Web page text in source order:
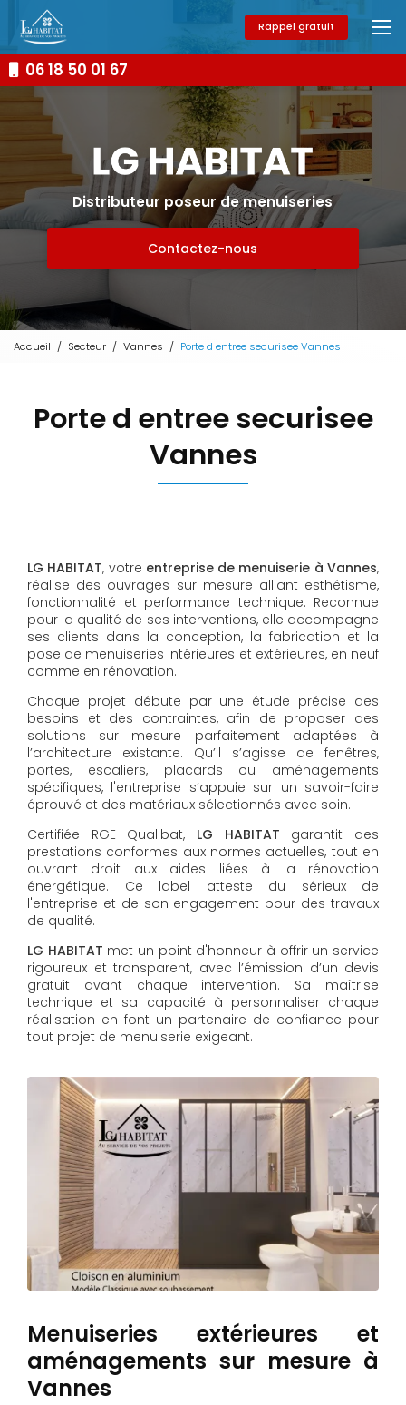
contenu
principal06 18 50 01 67
Rappel gratuit
Distributeur poseur de menuiseries
Contactez-nous
Accueil Secteur Vannes Porte d entree securisee Vannes
Porte d entree securisee
Vannes
LG HABITAT, votre entreprise de menuiserie à Vannes,
réalise des ouvrages sur mesure alliant esthétisme,
fonctionnalité et performance technique. Reconnue
pour la qualité de ses interventions, elle accompagne
ses clients dans la conception, la fabrication et la
pose de menuiseries intérieures et extérieures, en neuf
comme en rénovation.
Chaque projet débute par une étude précise des
besoins et des contraintes, afin de proposer des
solutions sur mesure parfaitement adaptées à
l’architecture existante. Qu’il s’agisse de fenêtres,
portes, escaliers, placards ou aménagements
spécifiques, l'entreprise s’appuie sur un savoir-faire
éprouvé et des matériaux sélectionnés avec soin.
Certifiée RGE Qualibat, LG HABITAT garantit des
prestations conformes aux normes actuelles, tout en
ouvrant droit aux aides liées à la rénovation
énergétique. Ce label atteste du sérieux de
l'entreprise et de son engagement pour des travaux
de qualité.
LG HABITAT met un point d'honneur à offrir un service
rigoureux et transparent, avec l’émission d’un devis
gratuit avant chaque intervention. Sa maîtrise
technique et sa capacité à personnaliser chaque
réalisation en font un partenaire de confiance pour
tout projet de menuiserie exigeant.
Menuiseries extérieures et
aménagements sur mesure à
Vannes